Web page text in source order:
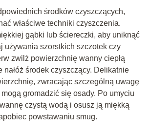
środków czyszczących,
właściwe techniki czyszczenia.
gąbki lub ściereczki, aby uniknąć
używania szorstkich szczotek czy
zwilż powierzchnię wanny ciepłą
nałóż środek czyszczący. Delikatnie
zwracając szczególną uwagę
gromadzić się osady. Po umyciu
czystą wodą i osusz ją miękką
powstawaniu smug.